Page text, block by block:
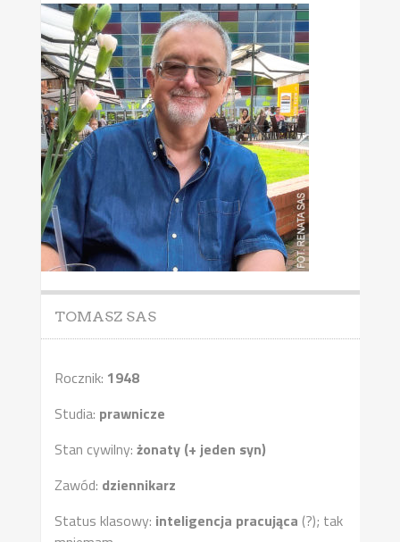
TOMASZ SAS
Rocznik: 1948
Studia: prawnicze
Stan cywilny: żonaty (+ jeden syn)
Zawód: dziennikarz
Status klasowy: inteligencja pracująca (?); tak